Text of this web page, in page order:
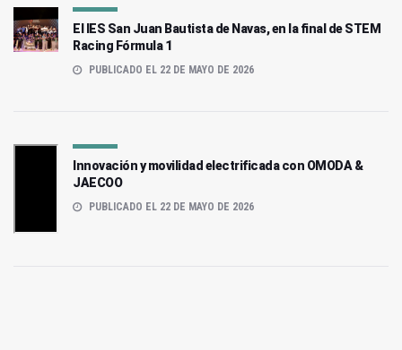
El IES San Juan Bautista de Navas, en la final de STEM
Racing Fórmula 1
PUBLICADO EL 22 DE MAYO DE 2026
Innovación y movilidad electrificada con OMODA &
JAECOO
PUBLICADO EL 22 DE MAYO DE 2026